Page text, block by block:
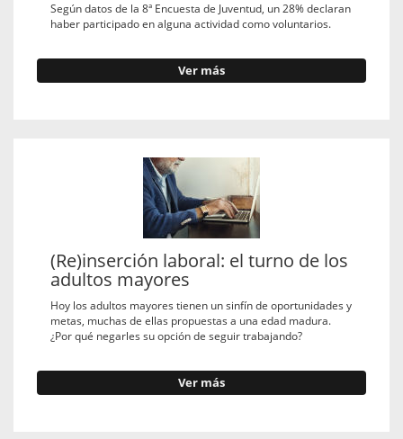
Según datos de la 8ª Encuesta de Juventud, un 28% declaran
haber participado en alguna actividad como voluntarios.
Ver más
(Re)inserción laboral: el turno de los
adultos mayores
Hoy los adultos mayores tienen un sinfín de oportunidades y
metas, muchas de ellas propuestas a una edad madura.
¿Por qué negarles su opción de seguir trabajando?
Ver más